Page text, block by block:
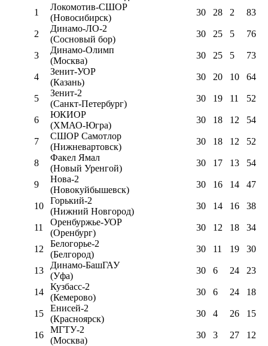
1
Локомотив-CШОР
(Новосибирск)
30 28 2 83
2
Динамо-ЛО-2
(Сосновый бор)
30 25 5 76
3
Динамо-Олимп
(Москва)
30 25 5 73
4
Зенит-УОР
(Казань)
30 20 10 64
5
Зенит-2
(Санкт-Петербург)
30 19 11 52
6
ЮКИОР
(ХМАО-Югра)
30 18 12 54
7
СШОР Самотлор
(Нижневартовск)
30 18 12 52
8
Факел Ямал
(Новый Уренгой)
30 17 13 54
9
Нова-2
(Новокуйбышевск)
30 16 14 47
10
Горький-2
(Нижний Новгород)
30 14 16 38
11
Оренбуржье-УОР
(Оренбург)
30 12 18 34
12
Белогорье-2
(Белгород)
30 11 19 30
13
Динамо-БашГАУ
(Уфа)
30 6 24 23
14
Кузбасс-2
(Кемерово)
30 6 24 18
15
Енисей-2
(Красноярск)
30 4 26 15
16
МГТУ-2
(Москва)
30 3 27 12